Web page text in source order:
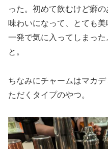
った。初めて飲むけど癖
味わいになって、とても
一発で気に入ってしまっ
と。
ちなみにチャームはマカ
ただくタイプのやつ。